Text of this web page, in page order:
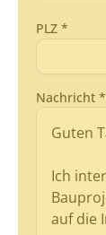
PLZ *
Nachricht *